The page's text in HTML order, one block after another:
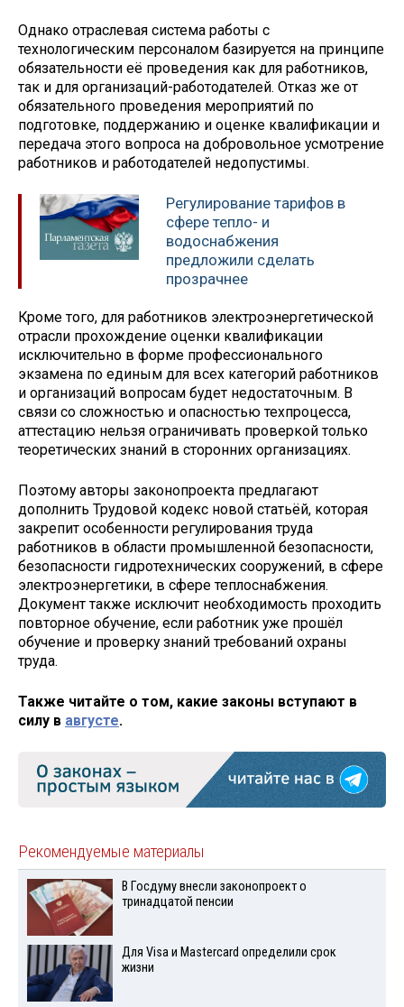
Однако отраслевая система работы с
технологическим персоналом базируется на принципе
обязательности её проведения как для работников,
так и для организаций-работодателей. Отказ же от
обязательного проведения мероприятий по
подготовке, поддержанию и оценке квалификации и
передача этого вопроса на добровольное усмотрение
работников и работодателей недопустимы.
Регулирование тарифов в
сфере тепло- и
водоснабжения
предложили сделать
прозрачнее
Кроме того, для работников электроэнергетической
отрасли прохождение оценки квалификации
исключительно в форме профессионального
экзамена по единым для всех категорий работников
и организаций вопросам будет недостаточным. В
связи со сложностью и опасностью техпроцесса,
аттестацию нельзя ограничивать проверкой только
теоретических знаний в сторонних организациях.
Поэтому авторы законопроекта предлагают
дополнить Трудовой кодекс новой статьёй, которая
закрепит особенности регулирования труда
работников в области промышленной безопасности,
безопасности гидротехнических сооружений, в сфере
электроэнергетики, в сфере теплоснабжения.
Документ также исключит необходимость проходить
повторное обучение, если работник уже прошёл
обучение и проверку знаний требований охраны
труда.
Также читайте о том, какие законы вступают в
силу в августе.
Рекомендуемые материалы
В Госдуму внесли законопроект о
тринадцатой пенсии
Для Visа и Mastercard определили срок
жизни